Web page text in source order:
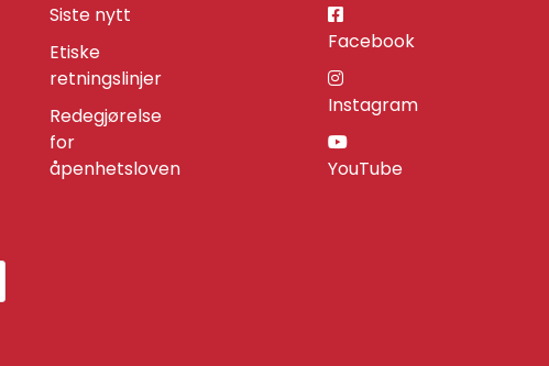
Siste nytt
Etiske
retningslinjer
Redegjørelse
for
åpenhetsloven
Facebook
Instagram
YouTube